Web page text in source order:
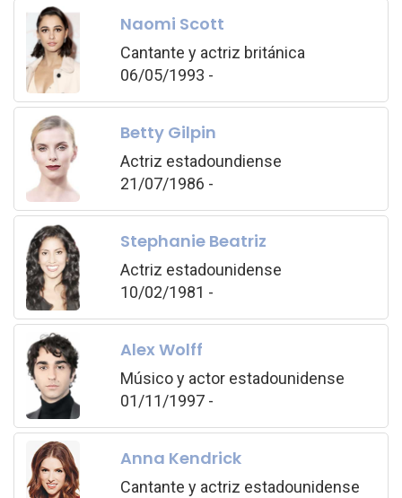
Naomi Scott
Cantante y actriz británica
06/05/1993 -
Betty Gilpin
Actriz estadoundiense
21/07/1986 -
Stephanie Beatriz
Actriz estadounidense
10/02/1981 -
Alex Wolff
Músico y actor estadounidense
01/11/1997 -
Anna Kendrick
Cantante y actriz estadounidense